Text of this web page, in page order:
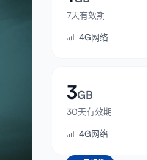
7天有效期
4G网络
3GB
30天有效期
4G网络